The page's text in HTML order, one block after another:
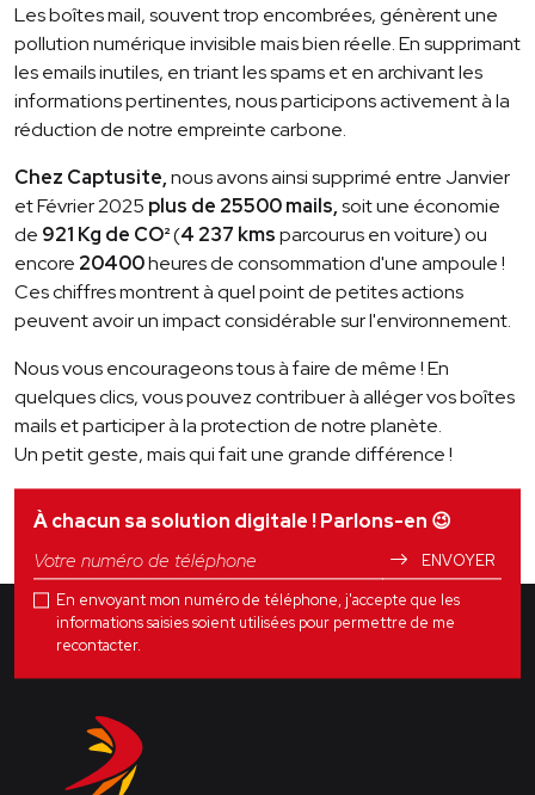
Les boîtes mail, souvent trop encombrées, génèrent une
pollution numérique invisible mais bien réelle. En supprimant
les emails inutiles, en triant les spams et en archivant les
informations pertinentes, nous participons activement à la
réduction de notre empreinte carbone.
Chez Captusite,nous avons ainsi supprimé entre Janvier
et Février 2025 plus de 25500 mails,soit une économie
de 921 Kg de CO²(4 237 kmsparcourus en voiture) ou
encore 20400heures de consommation d'une ampoule !
Ces chiffres montrent à quel point de petites actions
peuvent avoir un impact considérable sur l'environnement.
Nous vous encourageons tous à faire de même ! En
quelques clics, vous pouvez contribuer à alléger vos boîtes
mails et participer à la protection de notre planète.
Un petit geste, mais qui fait une grande différence !
À chacun sa solution digitale ! Parlons-en 😉
ENVOYER
En envoyant mon numéro de téléphone, j'accepte que les
informations saisies soient utilisées pour permettre de me
recontacter.